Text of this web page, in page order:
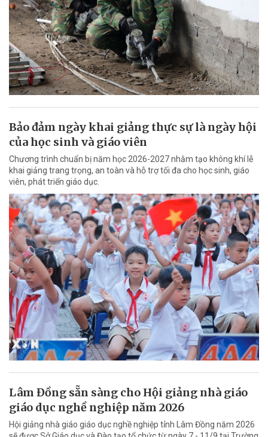
Bảo đảm ngày khai giảng thực sự là ngày hội
của học sinh và giáo viên
Chương trình chuẩn bị năm học 2026-2027 nhằm tạo không khí lễ
khai giảng trang trọng, an toàn và hỗ trợ tối đa cho học sinh, giáo
viên, phát triển giáo dục.
Lâm Đồng sẵn sàng cho Hội giảng nhà giáo
giáo dục nghề nghiệp năm 2026
Hội giảng nhà giáo giáo dục nghề nghiệp tỉnh Lâm Đồng năm 2026